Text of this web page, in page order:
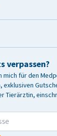
verpassen?
mich für den
exklusiven
Tierärztin,